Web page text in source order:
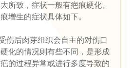
所致，症状一般有疤痕硬化、
增生的症状具体如下。
伤后肉芽组织会自主的对伤口
化的情况则有些不同，是形成
的过程异常或进行多度导致的